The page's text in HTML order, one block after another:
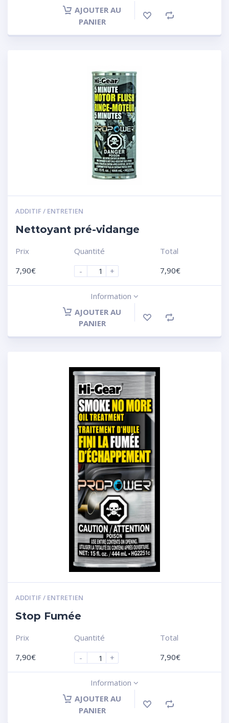
AJOUTER AU
PANIER
ADDITIF / ENTRETIEN
Nettoyant pré-vidange
Prix
7,90€
Quantité
-
+
Total
7,90€
Information
AJOUTER AU
PANIER
ADDITIF / ENTRETIEN
Stop Fumée
Prix
7,90€
Quantité
-
+
Total
7,90€
Information
AJOUTER AU
PANIER